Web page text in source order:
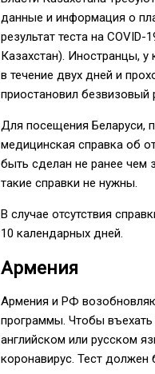
данные и информация о
результат теста на
Казахстан). Иностранцы, у
в течение двух дней и
приостановил
Для посещения Беларуси,
медицинская справка об
быть сделан не ранее чем
такие справки не нужны.
В случае отсутствия
10 календарных дней.
Армения
Армения и РФ
программы. Чтобы въехать
английском или русском
коронавирус. Тест